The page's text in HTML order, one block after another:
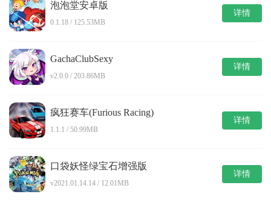
泡泡堂安卓版
0.1.18 / 125.53MB
详情
GachaClubSexy
v2.0.0 / 203.86MB
详情
疯狂赛车(Furious Racing)
1.1.1 / 50.99MB
详情
口袋妖怪绿宝石增强版
v2021.01.14.14 / 12.01MB
详情